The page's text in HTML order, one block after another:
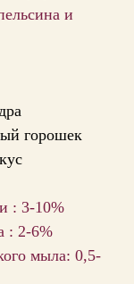
и
горошек
: 3-10%
: 2-6%
мыла: 0,5-